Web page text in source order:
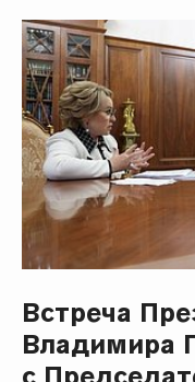
Встреча
Владимира